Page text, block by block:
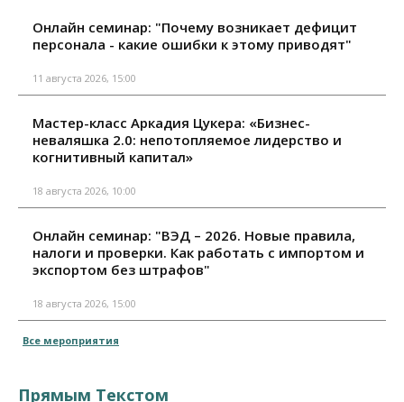
Онлайн семинар: "Почему возникает дефицит
персонала - какие ошибки к этому приводят"
11 августа 2026, 15:00
Мастер-класс Аркадия Цукера: «Бизнес-
неваляшка 2.0: непотопляемое лидерство и
когнитивный капитал»
18 августа 2026, 10:00
Онлайн семинар: "ВЭД – 2026. Новые правила,
налоги и проверки. Как работать с импортом и
экспортом без штрафов"
18 августа 2026, 15:00
Все мероприятия
Прямым Текстом